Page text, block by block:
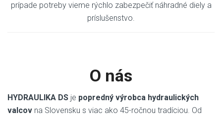
prípade potreby vieme rýchlo zabezpečiť náhradné diely a
príslušenstvo.
O nás
HYDRAULIKA DS je popredný výrobca hydraulických
valcov na Slovensku s viac ako 45-ročnou tradíciou. Od